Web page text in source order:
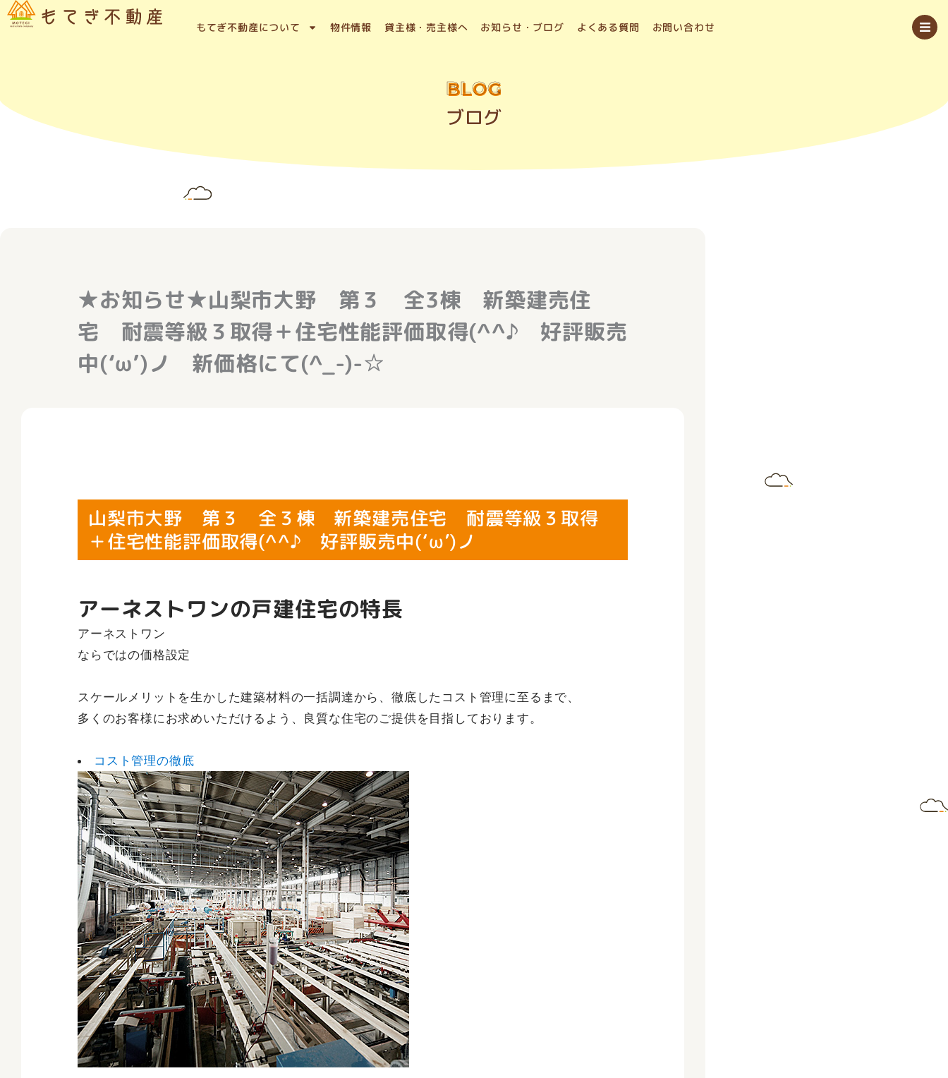
内
容
プ
もてぎ不動産について 物件情報 貸主様・売主様へ お知らせ・ブログ よくある質問 お問い合わせ
BLOG
ブログ
★お知らせ★山梨市大野 第３ 全3棟 新築建売住
宅 耐震等級３取得＋住宅性能評価取得(^^♪ 好評販売
中(‘ω’)ノ 新価格にて(^_-)-☆
山梨市大野 第３ 全３棟 新築建売住宅 耐震等級３取得
＋住宅性能評価取得(^^♪ 好評販売中(‘ω’)ノ
アーネストワンの戸建住宅の特長
アーネストワン
ならではの価格設定
スケールメリットを生かした建築材料の一括調達から、徹底したコスト管理に至るまで、
多くのお客様にお求めいただけるよう、良質な住宅のご提供を目指しております。
コスト管理の徹底